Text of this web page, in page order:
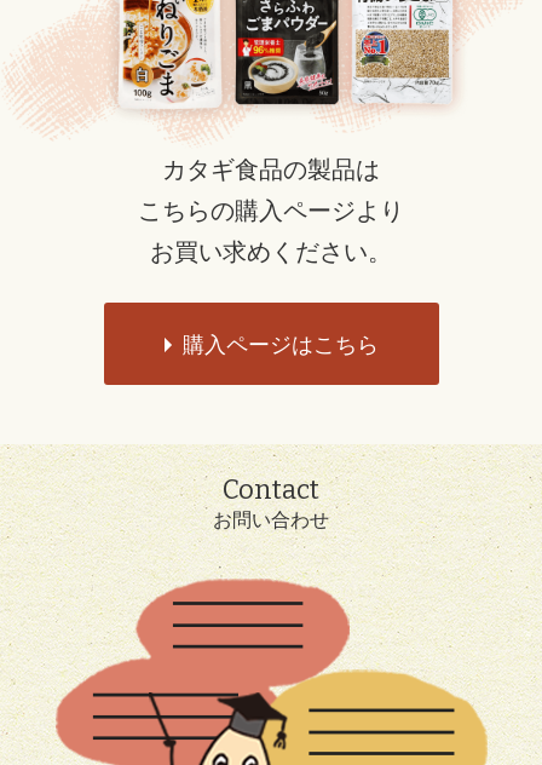
カタギ食品の製品は
こちらの購入ページより
お買い求めください。
購入ページはこちら
Contact
お問い合わせ